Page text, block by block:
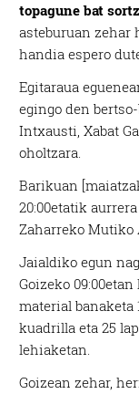
topagune bat
asteburuan zehar
handia espero
Egitaraua
egingo den
Intxausti, Xabat
oholtzara.
Barikuan
20:00etatik
Zaharreko Mutiko
Jaialdiko egun
Goizeko
material banaketa
kuadrilla eta 25
lehiaketan.
Goizean zehar,